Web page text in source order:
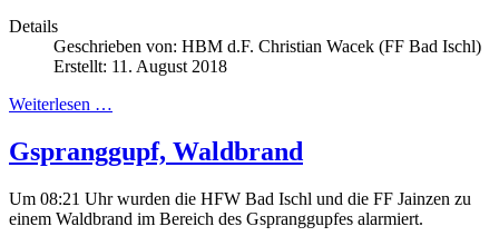
Details
Geschrieben von: HBM d.F. Christian Wacek (FF Bad Ischl)
Erstellt: 11. August 2018
Weiterlesen …
Gspranggupf, Waldbrand
Um 08:21 Uhr wurden die HFW Bad Ischl und die FF Jainzen zu
einem Waldbrand im Bereich des Gspranggupfes alarmiert.